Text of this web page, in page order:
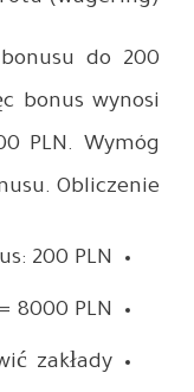
PLN.
200 PLN
Oznacza